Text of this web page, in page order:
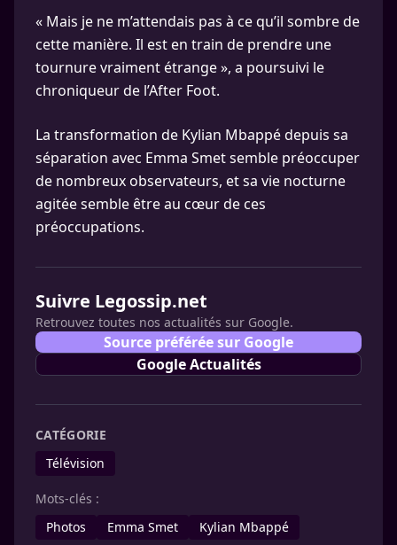
« Mais je ne m’attendais pas à ce qu’il sombre de
cette manière. Il est en train de prendre une
tournure vraiment étrange », a poursuivi le
chroniqueur de l’After Foot.
La transformation de Kylian Mbappé depuis sa
séparation avec Emma Smet semble préoccuper
de nombreux observateurs, et sa vie nocturne
agitée semble être au cœur de ces
préoccupations.
Suivre Legossip.net
Retrouvez toutes nos actualités sur Google.
Source préférée sur Google
Google Actualités
CATÉGORIE
Télévision
Mots-clés :
Photos
Emma Smet Kylian Mbappé